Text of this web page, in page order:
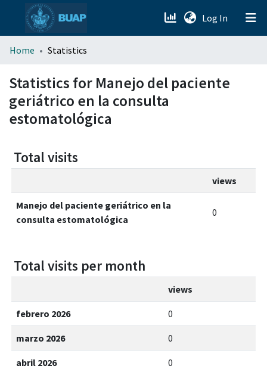
Log In (current)
menu.section.about_menu
All of DSpace
Home Statistics
Statistics for Manejo del paciente
geriátrico en la consulta
estomatológica
Total visits
views
Manejo del paciente geriátrico en la
consulta estomatológica
0
Total visits per month
views
febrero 2026 0
marzo 2026 0
abril 2026 0